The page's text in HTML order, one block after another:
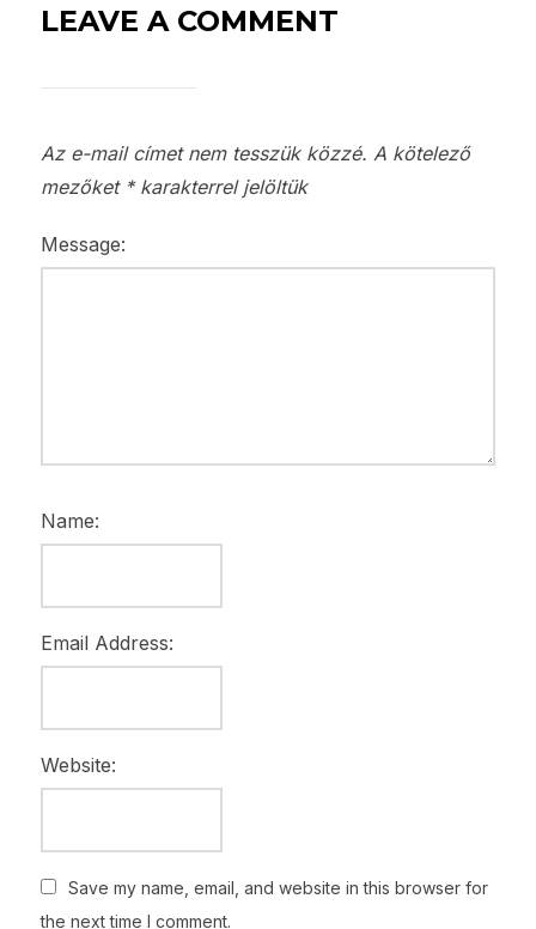
LEAVE A COMMENT
Az e-mail címet nem tesszük közzé. A kötelező
mezőket *karakterrel jelöltük
Message:
Name:
Email Address:
Website:
Save my name, email, and website in this browser for
the next time I comment.